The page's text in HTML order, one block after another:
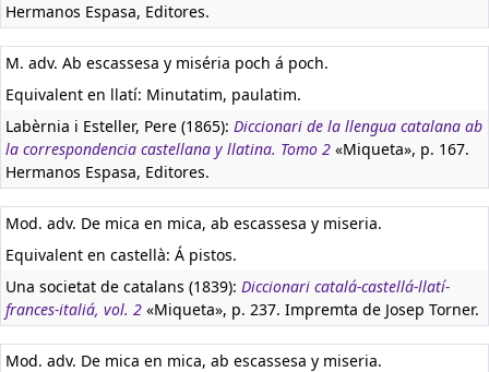
Hermanos Espasa, Editores.
M. adv. Ab escassesa y miséria poch á poch.
Equivalent en llatí: Minutatim, paulatim.
Labèrnia i Esteller, Pere (1865): Diccionari de la llengua catalana ab
la correspondencia castellana y llatina. Tomo 2 «Miqueta», p. 167.
Hermanos Espasa, Editores.
Mod. adv. De mica en mica, ab escassesa y miseria.
Equivalent en castellà: Á pistos.
Una societat de catalans (1839): Diccionari catalá-castellá-llatí-
frances-italiá, vol. 2 «Miqueta», p. 237. Impremta de Josep Torner.
Mod. adv. De mica en mica, ab escassesa y miseria.